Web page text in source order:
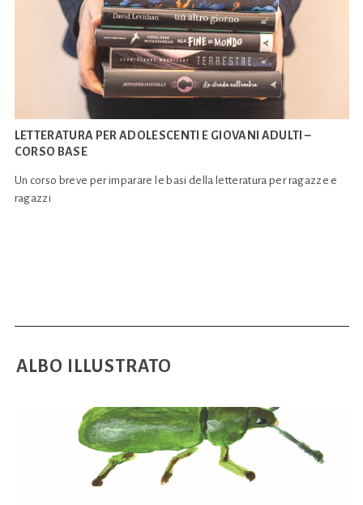
LETTERATURA PER ADOLESCENTI E GIOVANI ADULTI –
CORSO BASE
Un corso breve per imparare le basi della letteratura per ragazze e
ragazzi
ALBO ILLUSTRATO